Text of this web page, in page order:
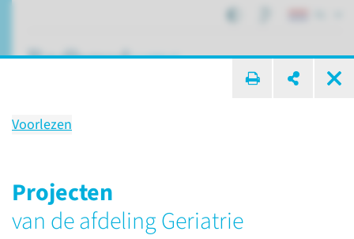
Voorlezen
Projecten
van de afdeling Geriatrie